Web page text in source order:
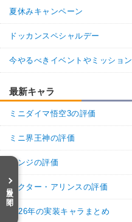
目次を開く
夏休みキャンペーン
ドッカンスペシャルデー
今やるべきイベントやミッション
最新キャラ
ミニダイマ悟空3の評価
ミニ界王神の評価
パンジの評価
ドクター・アリンスの評価
2026年の実装キャラまとめ